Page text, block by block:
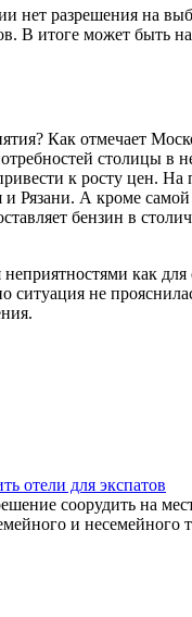
нет разрешения на
В итоге может быть
Как отмечает
столицы в
к росту цен.
и Рязани. А кроме
бензин в
как для
ситуация не
отели для экспатов
соорудить на
и несемейного